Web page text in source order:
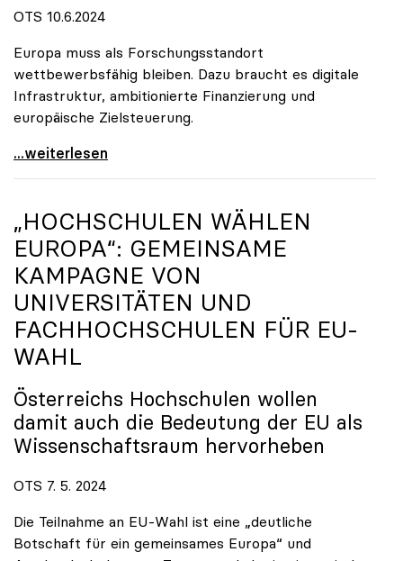
OTS 10.6.2024
Europa muss als Forschungsstandort
wettbewerbsfähig bleiben. Dazu braucht es digitale
Infrastruktur, ambitionierte Finanzierung und
europäische Zielsteuerung.
Europa hat gewählt: Was die Universitäten nun von
...weiterlesen
„HOCHSCHULEN WÄHLEN
EUROPA“: GEMEINSAME
KAMPAGNE VON
UNIVERSITÄTEN UND
FACHHOCHSCHULEN FÜR EU-
WAHL
Österreichs Hochschulen wollen
damit auch die Bedeutung der EU als
Wissenschaftsraum hervorheben
OTS 7. 5. 2024
Die Teilnahme an EU-Wahl ist eine „deutliche
Botschaft für ein gemeinsames Europa“ und